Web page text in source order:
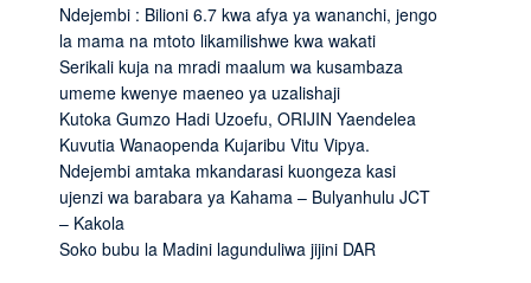
Ndejembi : Bilioni 6.7 kwa afya ya wananchi, jengo
la mama na mtoto likamilishwe kwa wakati
Serikali kuja na mradi maalum wa kusambaza
umeme kwenye maeneo ya uzalishaji
Kutoka Gumzo Hadi Uzoefu, ORIJIN Yaendelea
Kuvutia Wanaopenda Kujaribu Vitu Vipya.
Ndejembi amtaka mkandarasi kuongeza kasi
ujenzi wa barabara ya Kahama – Bulyanhulu JCT
– Kakola
Soko bubu la Madini lagunduliwa jijini DAR